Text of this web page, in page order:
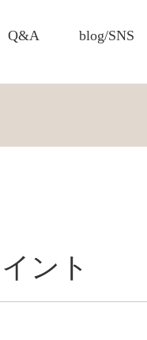
Q&A blog/SNS
ント